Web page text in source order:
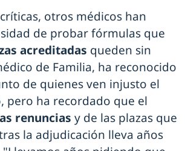
otros médicos han
de probar fórmulas que
acreditadas queden sin
de Familia, ha reconocido
de quienes ven injusto el
pero ha recordado que el
renuncias y de las plazas que
la adjudicación lleva años